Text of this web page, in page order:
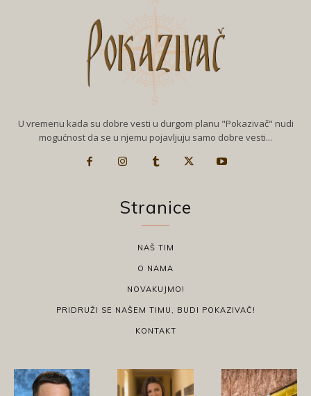
U vremenu kada su dobre vesti u durgom planu "Pokazivač" nudi
mogućnost da se u njemu pojavljuju samo dobre vesti...
Stranice
NAŠ TIM
O NAMA
NOVAKUJMO!
PRIDRUŽI SE NAŠEM TIMU, BUDI POKAZIVAČ!
KONTAKT